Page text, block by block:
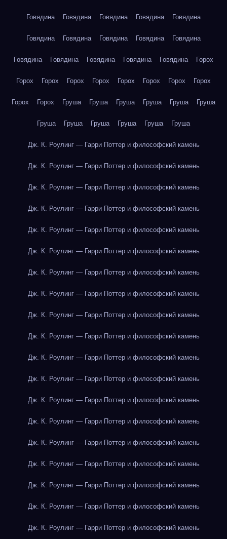
Говядина Говядина Говядина Говядина Говядина
Говядина Говядина Говядина Говядина Говядина
Говядина Говядина Говядина Говядина Говядина Горох
Горох Горох Горох Горох Горох Горох Горох Горох
Горох Горох Груша Груша Груша Груша Груша Груша
Груша Груша Груша Груша Груша Груша
Дж. К. Роулинг — Гарри Поттер и философский камень
Дж. К. Роулинг — Гарри Поттер и философский камень
Дж. К. Роулинг — Гарри Поттер и философский камень
Дж. К. Роулинг — Гарри Поттер и философский камень
Дж. К. Роулинг — Гарри Поттер и философский камень
Дж. К. Роулинг — Гарри Поттер и философский камень
Дж. К. Роулинг — Гарри Поттер и философский камень
Дж. К. Роулинг — Гарри Поттер и философский камень
Дж. К. Роулинг — Гарри Поттер и философский камень
Дж. К. Роулинг — Гарри Поттер и философский камень
Дж. К. Роулинг — Гарри Поттер и философский камень
Дж. К. Роулинг — Гарри Поттер и философский камень
Дж. К. Роулинг — Гарри Поттер и философский камень
Дж. К. Роулинг — Гарри Поттер и философский камень
Дж. К. Роулинг — Гарри Поттер и философский камень
Дж. К. Роулинг — Гарри Поттер и философский камень
Дж. К. Роулинг — Гарри Поттер и философский камень
Дж. К. Роулинг — Гарри Поттер и философский камень
Дж. К. Роулинг — Гарри Поттер и философский камень